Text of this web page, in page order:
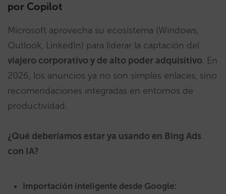
por Copilot
Microsoft aprovecha su ecosistema (Windows,
Outlook, LinkedIn) para liderar la captación del
viajero corporativo y de alto poder adquisitivo. En
2026, los anuncios ya no son simples enlaces, sino
recomendaciones integradas en entornos de
productividad.
¿Qué deberíamos estar ya usando en Bing Ads
con IA?
Importación inteligente desde Google: